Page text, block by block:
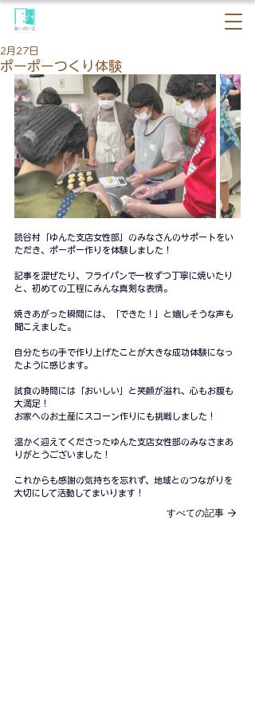
ポーポーつくり体験
2月27日
読谷村「ゆんた支店女性部」のみなさんのサポートをい
ただき、ポーポー作りを体験しました！
記事を混ぜたり、フライパンで一枚ずつ丁寧に焼いたり
と、初めての工程にみんな真剣な表情。
焼きあがった瞬間には、「できた！」と嬉しそうな声も
聞こえました。
自分たちの手で作り上げたことが大きな成功体験になっ
たように感じます。
試食の時間には「おいしい」と笑顔が溢れ、心もお腹も
大満足！
お家へのお土産にスコーン作りにも挑戦しました！
温かく迎えてくださったゆんた支店女性部のみなさまあ
りがとうございました！
これからも感謝の気持ちを忘れず、地域とのつながりを
大切にして活動してまいります！
すべての記事